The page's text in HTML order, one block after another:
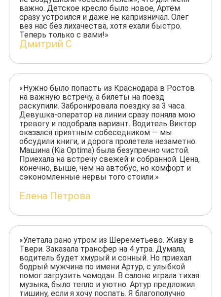
важно. Детское кресло было новое, Артём
сразу устроился и даже не капризничал. Олег
вез нас без лихачества, хотя ехали быстро.
Теперь только с вами!»
Дмитрий С
«Нужно было попасть из Краснодара в Ростов
на важную встречу, а билеты на поезд
раскупили. Забронировала поездку за 3 часа.
Девушка-оператор на линии сразу поняла мою
тревогу и подобрала вариант. Водитель Виктор
оказался приятным собеседником — мы
обсудили книги, и дорога пролетела незаметно.
Машина (Kia Optima) была безупречно чистой.
Приехала на встречу свежей и собранной. Цена,
конечно, выше, чем на автобус, но комфорт и
сэкономленные нервы того стоили.»
Елена Петрова
«Улетала рано утром из Шереметьево. Живу в
Твери. Заказала трансфер на 4 утра. Думала,
водитель будет хмурый и сонный. Но приехал
бодрый мужчина по имени Артур, с улыбкой
помог загрузить чемодан. В салоне играла тихая
музыка, было тепло и уютно. Артур предложил
тишину, если я хочу поспать. Я благополучно